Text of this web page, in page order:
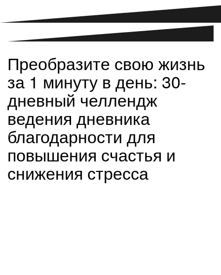
Преобразите свою жизнь
за 1 минуту в день: 30-
дневный челлендж
ведения дневника
благодарности для
повышения счастья и
снижения стресса